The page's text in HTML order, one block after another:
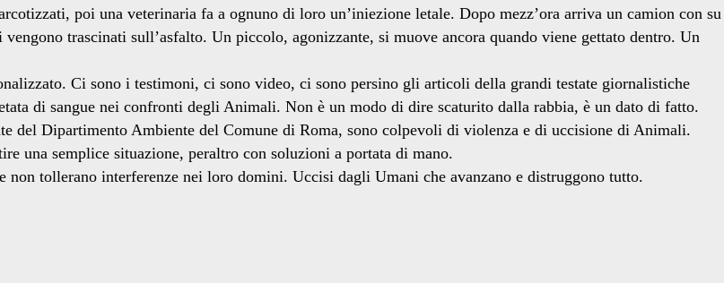
poi una veterinaria fa a ognuno di loro un’iniezione letale. Dopo mezz’ora arriva un camion con su
trascinati sull’asfalto. Un piccolo, agonizzante, si muove ancora quando viene gettato dentro. Un
Ci sono i testimoni, ci sono video, ci sono persino gli articoli della grandi testate giornalistiche
di sangue nei confronti degli Animali. Non è un modo di dire scaturito dalla rabbia, è un dato di fatto.
del Dipartimento Ambiente del Comune di Roma, sono colpevoli di violenza e di uccisione di Animali.
una semplice situazione, peraltro con soluzioni a portata di mano.
tollerano interferenze nei loro domini. Uccisi dagli Umani che avanzano e distruggono tutto.